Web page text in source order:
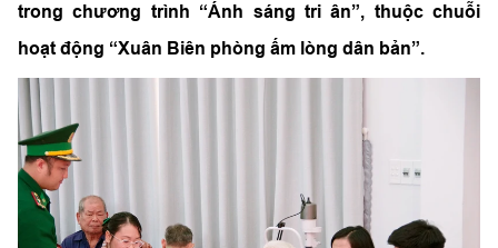
trong chương trình “Ánh sáng tri ân”, thuộc chuỗi
hoạt động “Xuân Biên phòng ấm lòng dân bản”.